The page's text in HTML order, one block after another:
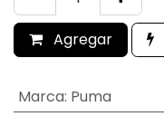
Agregar
Marca: Puma